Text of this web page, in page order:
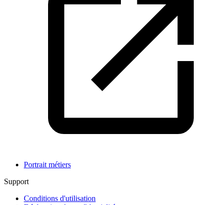
Portrait métiers
Support
Conditions d'utilisation